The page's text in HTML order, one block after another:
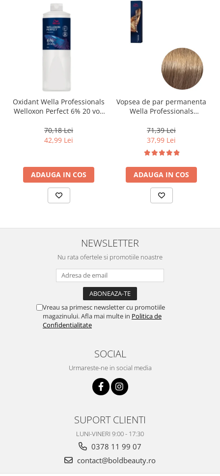
Oxidant Wella Professionals
Welloxon Perfect 6% 20 vol,
70,18 Lei
42,99 Lei
ADAUGA IN COS
Vopsea de par permanenta
Wella Professionals
Blond Deschis Natural, 60
ml
71,39 Lei
37,99 Lei
ADAUGA IN COS
NEWSLETTER
Nu rata ofertele si promotiile noastre
Vreau sa primesc newsletter cu promotiile
magazinului. Afla mai multe in Politica de
Confidentialitate
SOCIAL
Urmareste-ne in social media
SUPORT CLIENTI
LUNI-VINERI 9:00 - 17:30
0378 11 99 07
contact@boldbeauty.ro